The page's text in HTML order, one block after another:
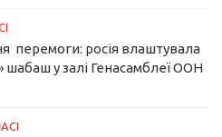
перемоги: росія влаштувала
шабаш у залі Генасамблеї ООН